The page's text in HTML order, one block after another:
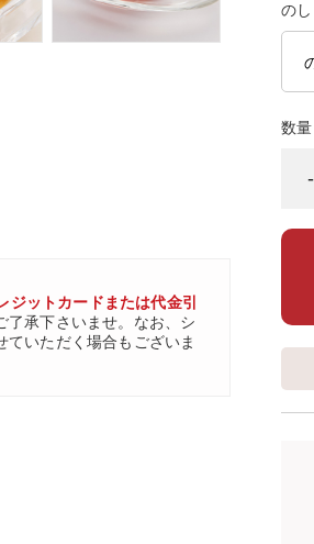
ジットカードまたは代金引
了承下さいませ。なお、シ
ていただく場合もございま
のし
数量
-